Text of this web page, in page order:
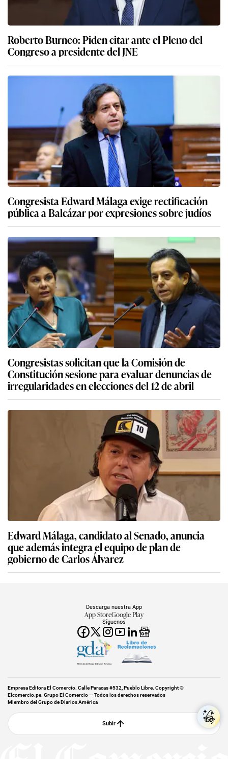
Roberto Burneo: Piden citar ante el Pleno del
Congreso a presidente del JNE
Congresista Edward Málaga exige rectificación
pública a Balcázar por expresiones sobre judíos
Congresistas solicitan que la Comisión de
Constitución sesione para evaluar denuncias de
irregularidades en elecciones del 12 de abril
Edward Málaga, candidato al Senado, anuncia
que además integra el equipo de plan de
gobierno de Carlos Álvarez
Síguenos
Descarga nuestra App
App StoreGoogle Play
Miembro del Grupo de Diarios América
Empresa Editora El Comercio. Calle Paracas #532, Pueblo Libre. Copyright ©
Elcomercio.pe. Grupo El Comercio — Todos los derechos reservados
Miembro del Grupo de Diarios América
Subir